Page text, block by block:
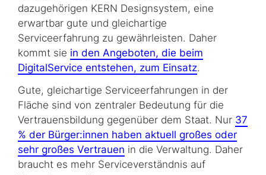
dazugehörigen KERN Designsystem, eine
erwartbar gute und gleichartige
Serviceerfahrung zu gewährleisten. Daher
kommt sie in den Angeboten, die beim
DigitalService entstehen, zum Einsatz.
Gute, gleichartige Serviceerfahrungen in der
Fläche sind von zentraler Bedeutung für die
Vertrauensbildung gegenüber dem Staat. Nur 37
% der Bürger:innen haben aktuell großes oder
sehr großes Vertrauen in die Verwaltung. Daher
braucht es mehr Serviceverständnis auf